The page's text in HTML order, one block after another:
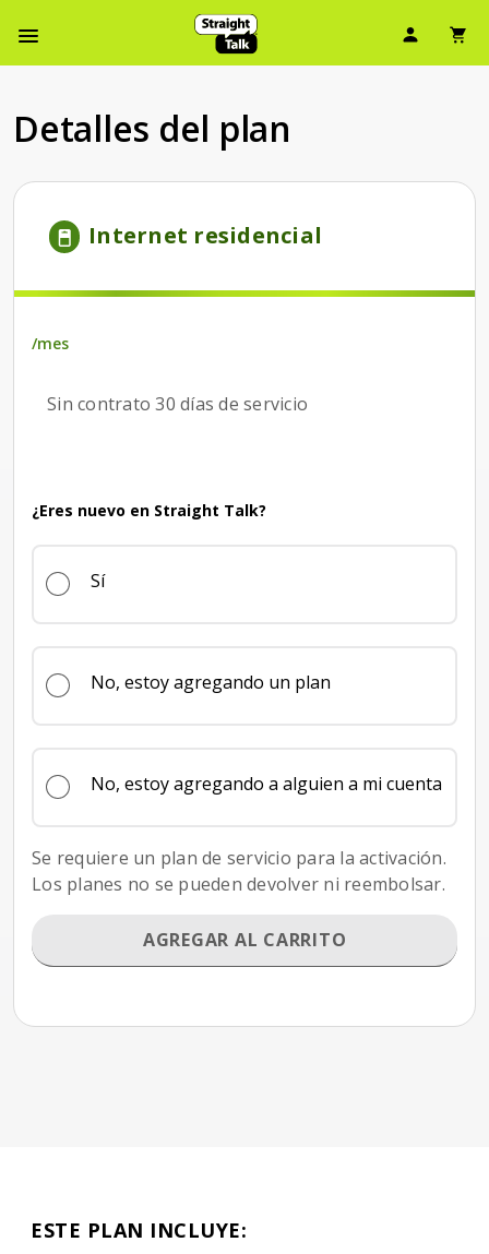
Menú de barra de navegación
Ícono
Detalles del plan
Internet residencial
/mes/mes
Sin contrato 30 días de servicio
Sin contrato 30 días de servicio
¿Eres nuevo en Straight Talk?
Sí
No, estoy agregando un plan
No, estoy agregando a alguien a mi cuenta
Se requiere un plan de servicio para la activación.
Los planes no se pueden devolver ni reembolsar.
AGREGAR AL CARRITO
ESTE PLAN INCLUYE: